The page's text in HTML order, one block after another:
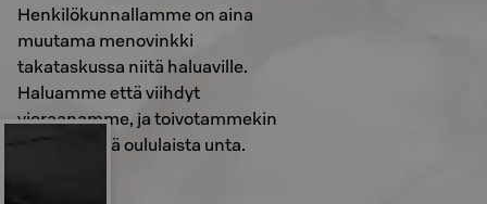
Henkilökunnallamme on aina
muutama menovinkki
takataskussa niitä haluaville.
Haluamme että viihdyt
vieraanamme, ja toivotammekin
sinulle hyvää oululaista unta.